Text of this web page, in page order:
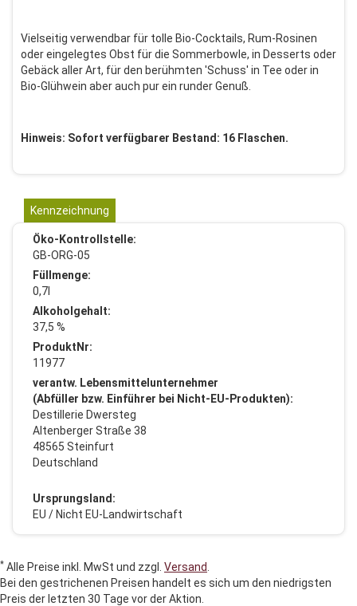
Vielseitig verwendbar für tolle Bio-Cocktails, Rum-Rosinen
oder eingelegtes Obst für die Sommerbowle, in Desserts oder
Gebäck aller Art, für den berühmten 'Schuss' in Tee oder in
Bio-Glühwein aber auch pur ein runder Genuß.
Hinweis: Sofort verfügbarer Bestand: 16 Flaschen.
Kennzeichnung
Öko-Kontrollstelle:
GB-ORG-05
Füllmenge:
0,7l
Alkoholgehalt:
37,5 %
ProduktNr:
11977
verantw. Lebensmittelunternehmer
(Abfüller bzw. Einführer bei Nicht-EU-Produkten):
Destillerie Dwersteg
Altenberger Straße 38
48565 Steinfurt
Deutschland
Ursprungsland:
EU / Nicht EU-Landwirtschaft
* Alle Preise inkl. MwSt und zzgl. Versand
Bei den gestrichenen Preisen handelt es sich um den niedrigsten
Preis der letzten 30 Tage vor der Aktion.